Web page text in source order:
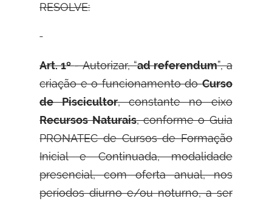
RESOLVE:
Art. 1º- Autorizar, “ad referendum”, a
criação e o funcionamento doCurso
de Piscicultor, constante no eixo
Recursos Naturais, conforme o Guia
PRONATEC de Cursos de Formação
Inicial e Continuada, modalidade
presencial, com oferta anual, nos
períodos diurno e/ou noturno, a ser